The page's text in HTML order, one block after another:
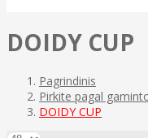
DOIDY CUP
Pagrindinis
Pirkite pagal
DOIDY CUP